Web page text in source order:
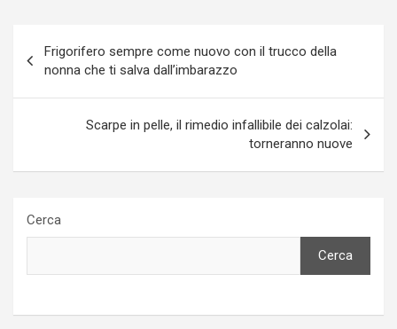
articoli
Frigorifero sempre come nuovo con il trucco della
nonna che ti salva dall’imbarazzo
Scarpe in pelle, il rimedio infallibile dei calzolai:
torneranno nuove
Cerca
Cerca